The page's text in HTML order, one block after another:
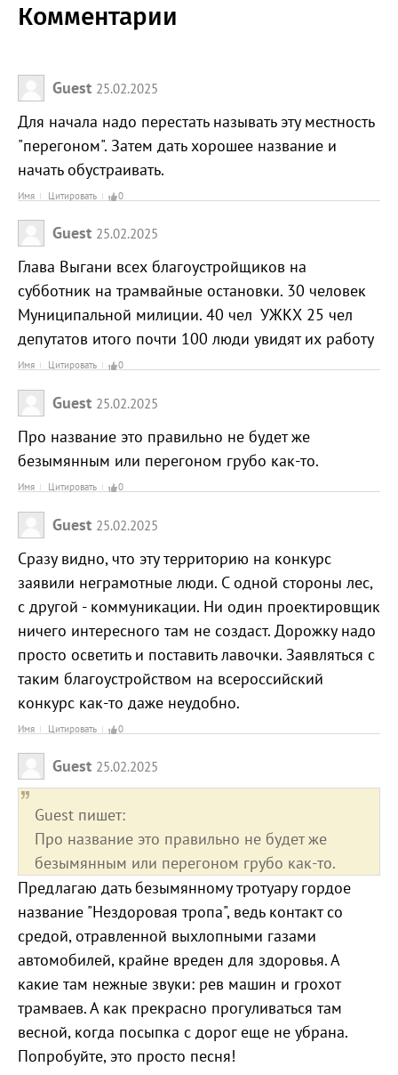
Комментарии
Guest 25.02.2025
Для начала надо перестать называть эту местность
"перегоном". Затем дать хорошее название и
начать обустраивать.
Имя Цитировать 0
Guest 25.02.2025
Глава Выгани всех благоустройщиков на
субботник на трамвайные остановки. 30 человек
Муниципальной милиции. 40 чел УЖКХ 25 чел
депутатов итого почти 100 люди увидят их работу
Имя Цитировать 0
Guest 25.02.2025
Про название это правильно не будет же
безымянным или перегоном грубо как-то.
Имя Цитировать 0
Guest 25.02.2025
Сразу видно, что эту территорию на конкурс
заявили неграмотные люди. С одной стороны лес,
с другой - коммуникации. Ни один проектировщик
ничего интересного там не создаст. Дорожку надо
просто осветить и поставить лавочки. Заявляться с
таким благоустройством на всероссийский
конкурс как-то даже неудобно.
Имя Цитировать 0
Guest 25.02.2025
Guest пишет:
Про название это правильно не будет же
безымянным или перегоном грубо как-то.
Предлагаю дать безымянному тротуару гордое
название "Нездоровая тропа", ведь контакт со
средой, отравленной выхлопными газами
автомобилей, крайне вреден для здоровья. А
какие там нежные звуки: рев машин и грохот
трамваев. А как прекрасно прогуливаться там
весной, когда посыпка с дорог еще не убрана.
Попробуйте, это просто песня!